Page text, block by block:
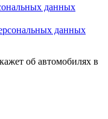
данных
данных
об автомобилях в